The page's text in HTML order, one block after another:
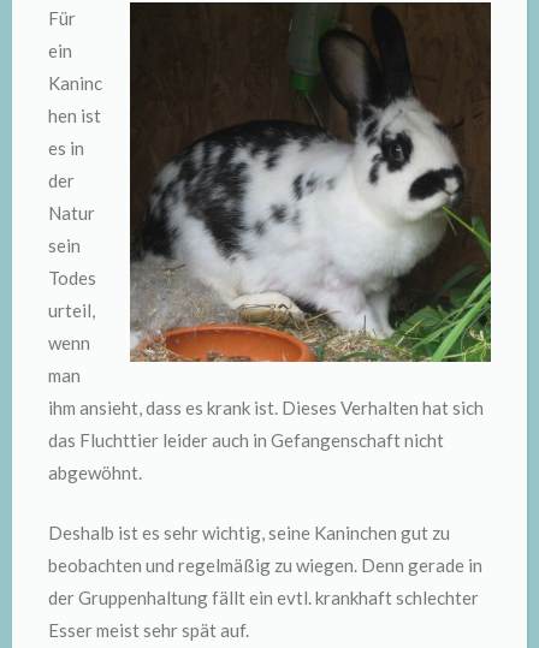
Für
ein
Kaninc
hen ist
es in
der
Natur
sein
Todes
urteil,
wenn
man
ihm ansieht, dass es krank ist. Dieses Verhalten hat sich
das Fluchttier leider auch in Gefangenschaft nicht
abgewöhnt.
Deshalb ist es sehr wichtig, seine Kaninchen gut zu
beobachten und regelmäßig zu wiegen. Denn gerade in
der Gruppenhaltung fällt ein evtl. krankhaft schlechter
Esser meist sehr spät auf.